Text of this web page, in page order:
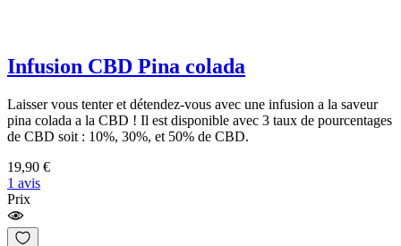
Infusion CBD Pina colada
Laisser vous tenter et détendez-vous avec une infusion a la saveur
pina colada a la CBD ! Il est disponible avec 3 taux de pourcentages
de CBD soit : 10%, 30%, et 50% de CBD.
19,90 €
1 avis
Prix